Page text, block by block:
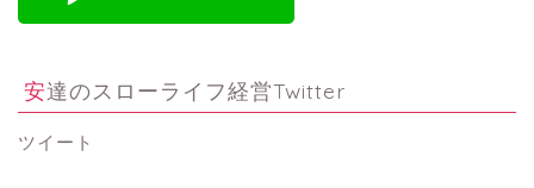
安達のスローライフ経営Twitter
ツイート